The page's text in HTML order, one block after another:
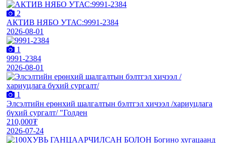
2
АКТИВ НЯБО УТАС:9991-2384
2026-08-01
1
9991-2384
2026-08-01
1
Элсэлтийн ерөнхий шалгалтын бэлтгэл хичээл /хариуцлага
бүхий сургалт/ "Голден
210,000₮
2026-07-24